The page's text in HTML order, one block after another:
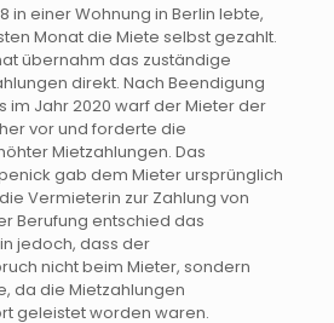
in einer Wohnung in Berlin lebte,
Monat die Miete selbst gezahlt.
übernahm das zuständige
direkt. Nach Beendigung
im Jahr 2020 warf der Mieter der
vor und forderte die
Mietzahlungen. Das
gab dem Mieter ursprünglich
Vermieterin zur Zahlung von
Berufung entschied das
jedoch, dass der
nicht beim Mieter, sondern
da die Mietzahlungen
geleistet worden waren.